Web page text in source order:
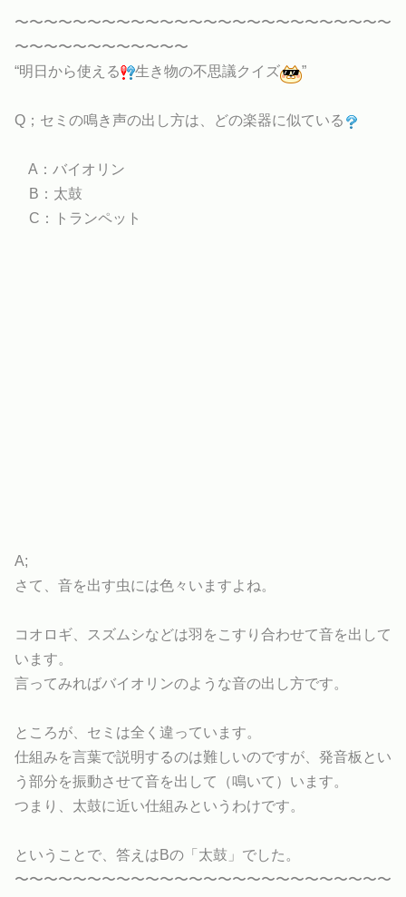
〜〜〜〜〜〜〜〜〜〜〜〜〜〜〜〜〜〜〜〜〜〜〜〜〜〜
〜〜〜〜〜〜〜〜〜〜〜〜
“明日から使える
生き物の不思議クイズ ”
Q；セミの鳴き声の出し方は、どの楽器に似ている
A：バイオリン
B：太鼓
C：トランペット
A;
さて、音を出す虫には色々いますよね。
コオロギ、スズムシなどは羽をこすり合わせて音を出して
います。
言ってみればバイオリンのような音の出し方です。
ところが、セミは全く違っています。
仕組みを言葉で説明するのは難しいのですが、発音板とい
う部分を振動させて音を出して（鳴いて）います。
つまり、太鼓に近い仕組みというわけです。
ということで、答えはBの「太鼓」でした。
〜〜〜〜〜〜〜〜〜〜〜〜〜〜〜〜〜〜〜〜〜〜〜〜〜〜